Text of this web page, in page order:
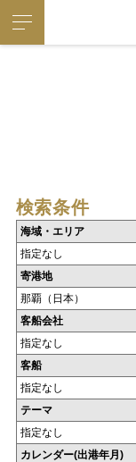
検索条件
海域・エリア
指定なし
寄港地
那覇（日本）
客船会社
指定なし
客船
指定なし
テーマ
指定なし
カレンダー(出港年月)